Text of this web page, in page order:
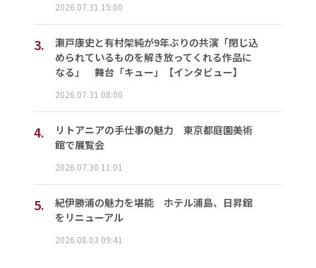
2026.07.31 15:00
3.
瀬戸康史と有村架純が9年ぶりの共演「閉じ込
められているものを解き放ってくれる作品に
なる」 舞台「キュー」【インタビュー】
2026.07.31 08:00
4.
リトアニアの手仕事の魅力 東京都庭園美術
館で展覧会
2026.07.30 11:01
5.
紀伊勝浦の魅力を堪能 ホテル浦島、日昇館
をリニューアル
2026.08.03 09:41